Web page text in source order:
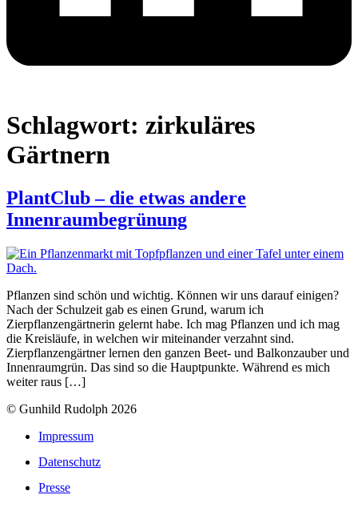
Schlagwort: zirkuläres
Gärtnern
PlantClub – die etwas andere
Innenraumbegrünung
Pflanzen sind schön und wichtig. Können wir uns darauf einigen?
Nach der Schulzeit gab es einen Grund, warum ich
Zierpflanzengärtnerin gelernt habe. Ich mag Pflanzen und ich mag
die Kreisläufe, in welchen wir miteinander verzahnt sind.
Zierpflanzengärtner lernen den ganzen Beet- und Balkonzauber und
Innenraumgrün. Das sind so die Hauptpunkte. Während es mich
weiter raus […]
© Gunhild Rudolph 2026
Impressum
Datenschutz
Presse